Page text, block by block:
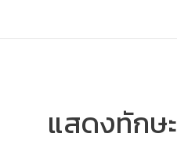
content
แสดงทักษะ